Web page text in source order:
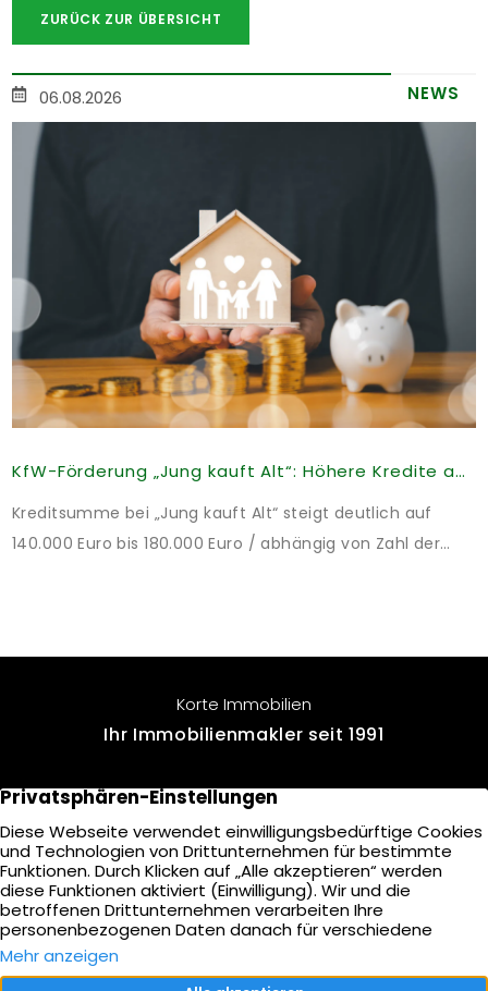
ZURÜCK ZUR ÜBERSICHT
06.08.2026 NEWS
KfW-Förderung „Jung kauft Alt“: Höhere Kredite ab August 2026
Kreditsumme bei „Jung kauft Alt“ steigt deutlich auf
140.000 Euro bis 180.000 Euro / abhängig von Zahl der
Monaten nach Förderzusage / Sanierung in
Einzelmaßnahmen […]
Korte Immobilien
Ihr Immobilienmakler seit 1991
Voßkamp 10
22457 Hamburg
+49 40 - 571 900 90
E-Mail senden